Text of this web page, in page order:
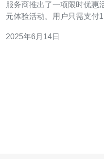
服务商推出了一项限时优惠
元体验活动。用户只需支付
间为2022年10月1日至2022
2025年6月14日